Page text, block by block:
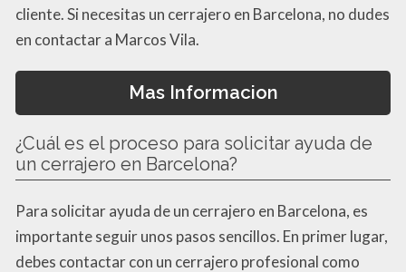
cliente. Si necesitas un cerrajero en Barcelona, no dudes
en contactar a Marcos Vila.
Mas Informacion
¿Cuál es el proceso para solicitar ayuda de
un cerrajero en Barcelona?
Para solicitar ayuda de un cerrajero en Barcelona, es
importante seguir unos pasos sencillos. En primer lugar,
debes contactar con un cerrajero profesional como